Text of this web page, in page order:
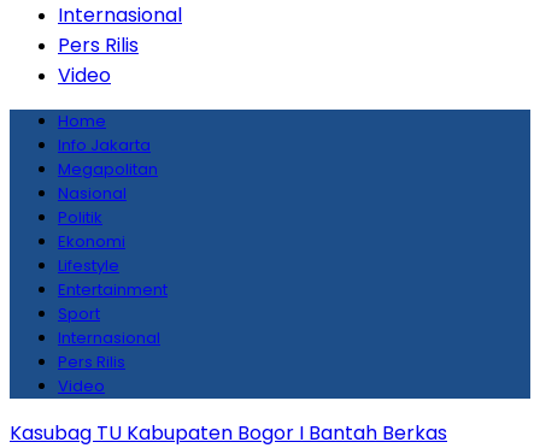
Internasional
Pers Rilis
Video
Home
Info Jakarta
Megapolitan
Nasional
Politik
Ekonomi
Lifestyle
Entertainment
Sport
Internasional
Pers Rilis
Video
Kasubag TU Kabupaten Bogor I Bantah Berkas